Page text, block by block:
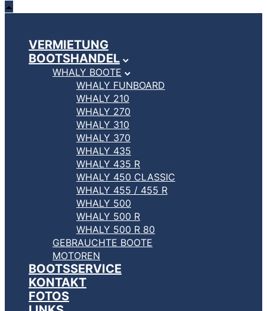
VERMIETUNG
BOOTSHANDEL
WHALY BOOTE
WHALY FUNBOARD
WHALY 210
WHALY 270
WHALY 310
WHALY 370
WHALY 435
WHALY 435 R
WHALY 450 CLASSIC
WHALY 455 / 455 R
WHALY 500
WHALY 500 R
WHALY 500 R 80
GEBRAUCHTE BOOTE
MOTOREN
BOOTSSERVICE
KONTAKT
FOTOS